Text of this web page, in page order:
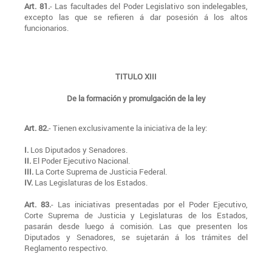
Art. 81.- Las facultades del Poder Legislativo son indelegables,
excepto las que se refieren á dar posesión á los altos
funcionarios.
TITULO XIII
De la formación y promulgación de la ley
Art. 82.- Tienen exclusivamente la iniciativa de la ley:
I. Los Diputados y Senadores.
II. El Poder Ejecutivo Nacional.
III. La Corte Suprema de Justicia Federal.
IV. Las Legislaturas de los Estados.
Art. 83.- Las iniciativas presentadas por el Poder Ejecutivo,
Corte Suprema de Justicia y Legislaturas de los Estados,
pasarán desde luego á comisión. Las que presenten los
Diputados y Senadores, se sujetarán á los trámites del
Reglamento respectivo.